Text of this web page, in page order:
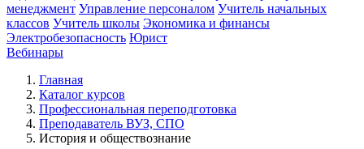
менеджмент Управление персоналом Учитель начальных
классов Учитель школы Экономика и финансы
Электробезопасность Юрист
Вебинары
Главная
Каталог курсов
Профессиональная переподготовка
Преподаватель ВУЗ, СПО
История и обществознание